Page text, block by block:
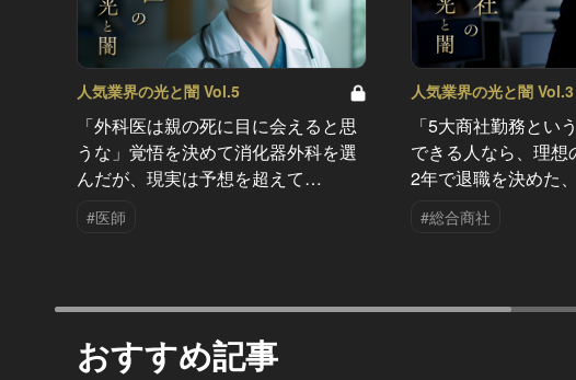
人気業界の光と闇 Vol.5
「外科医は親の死に目に会えると思
うな」覚悟を決めて消化器外科を選
んだが、現実は予想を超えて…
#医師
人気業界の光と闇 Vol.3
「5大商社勤務とい
できる人なら、理想
2年で退職を決めた
#総合商社
おすすめ記事